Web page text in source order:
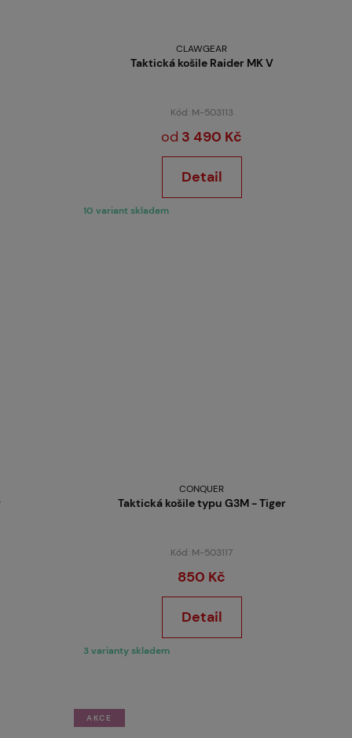
CLAWGEAR
Taktická košile Raider MK V
Kód: M-503113
od 3 490 Kč
Detail
10 variant skladem
CONQUER
Taktická košile typu G3M - Tiger
Kód: M-503117
850 Kč
Detail
3 varianty skladem
AKCE